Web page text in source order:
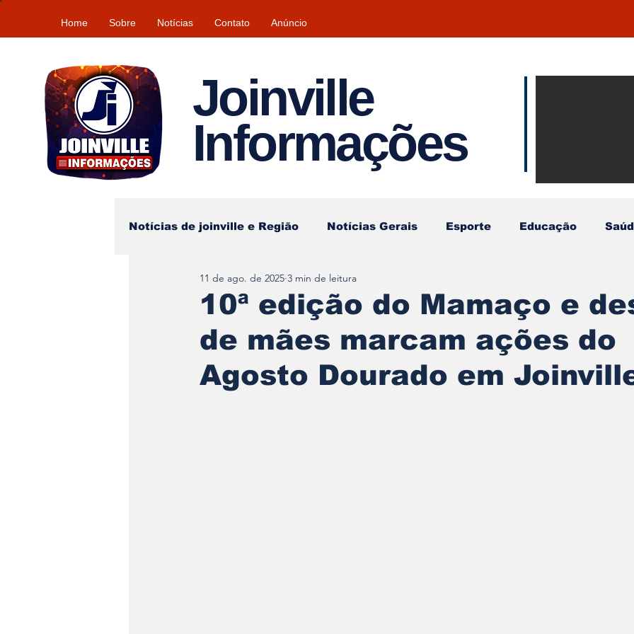
Home Sobre Notícias Contato Anúncio
Joinville
Informações
Notícias de joinville e Região Notícias Gerais Esporte Educação
Tempo\clima
10ª edição do Mamaço e
de mães marcam ações do
Agosto Dourado em
11 de ago. de 2025 3 min de leitura